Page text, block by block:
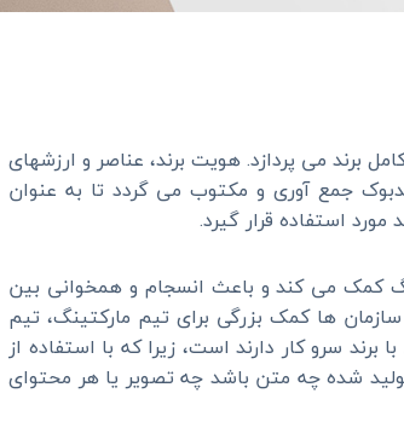
می پردازد. هویت برند، عناصر و ارزشهای
جمع آوری و مکتوب می گردد تا به عنوان
مورد استفاده قرار گیرد.
کمک می کند و باعث انسجام و همخوانی بین
ها کمک بزرگی برای تیم مارکتینگ، تیم
سرو کار دارند است، زیرا که با استفاده از
شده چه متن باشد چه تصویر یا هر محتوای